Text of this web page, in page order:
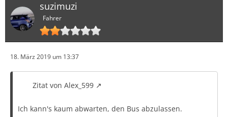
einem H&R Federnsatz aus. Natürlich nur von der Höhe,
im direkten Vergleich. Laut den Jungs von meiner
Werkstatt, sei das die maximale tiefe. Er sagte aber auch
das sich das Fahrzeug mit der Zeit noch etwas setzt und
Tick ist, bleibt abzuwarten.
Man hat das Auto mit einer leichten Neigung
oder auf der Rückbank vorzusorgen.
die Höhe berichten.
suzimuzi
Fahrer
18. März 2019 um 13:37
Zitat von Alex_599
Ich kann's kaum abwarten, den Bus abzulassen.